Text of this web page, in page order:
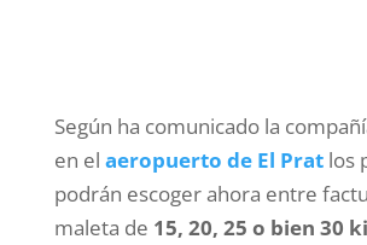
Según ha comunicado la
en el aeropuerto de El Pratlos
podrán escoger ahora entre
maleta de 15, 20, 25 o bien 30